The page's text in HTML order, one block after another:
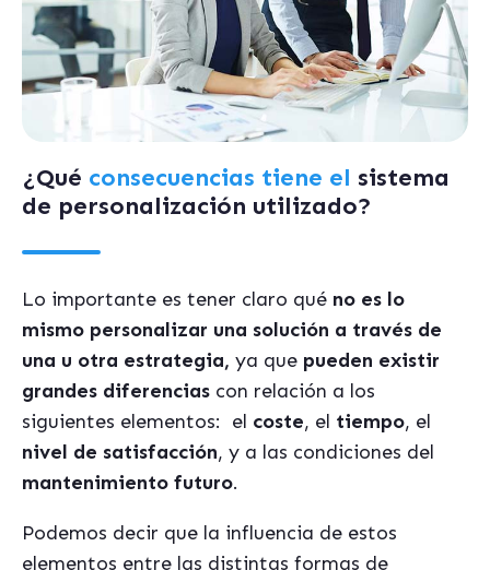
¿Qué consecuencias tiene el sistema
de personalización utilizado?
Lo importante es tener claro qué no es lo
mismo personalizar una solución a través de
una u otra estrategia, ya que pueden existir
grandes diferencias con relación a los
siguientes elementos: el coste, el tiempo, el
nivel de satisfacción, y a las condiciones del
mantenimiento futuro.
Podemos decir que la influencia de estos
elementos entre las distintas formas de